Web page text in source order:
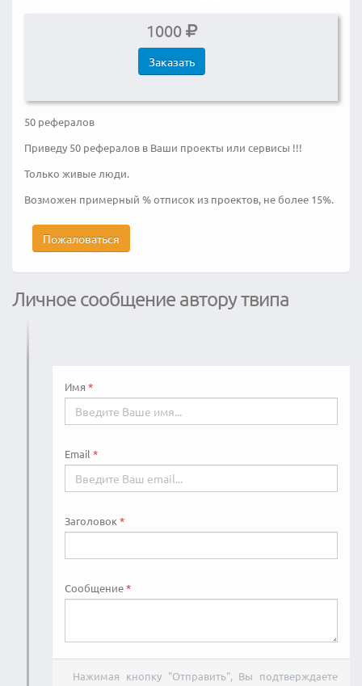
1000
Заказать
50 рефералов
Приведу 50 рефералов в Ваши проекты или сервисы !!!
Только живые люди.
Возможен примерный % отписок из проектов, не более 15%.
Пожаловаться
Личное сообщение автору твипа
Имя
Email
Заголовок
Сообщение
Нажимая кнопку "Отправить", Вы подтверждаете